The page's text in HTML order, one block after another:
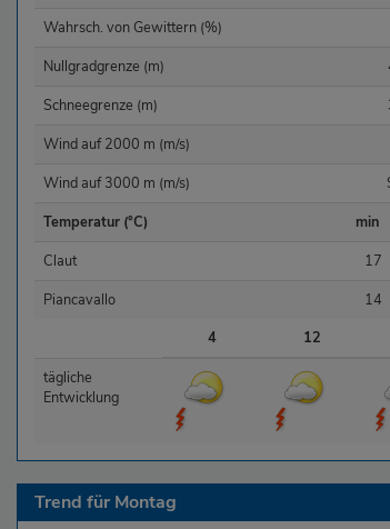
Wahrsch. von Gewittern (%)
Nullgradgrenze (m)
Schneegrenze (m)
Wind auf 2000 m (m/s)
Wind auf 3000 m (m/s)
Temperatur (°C)
min
Claut
17
Piancavallo
14
4
12
tägliche
Entwicklung
Trend für Montag